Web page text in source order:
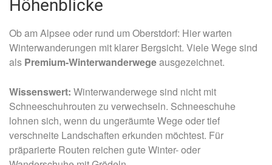
Höhenblicke
Ob am Alpsee oder rund um Oberstdorf: Hier warten
Winterwanderungen mit klarer Bergsicht. Viele Wege sind
als Premium-Winterwanderwegeausgezeichnet.
Wissenswert: Winterwanderwege sind nicht mit
Schneeschuhrouten zu verwechseln. Schneeschuhe
lohnen sich, wenn du ungeräumte Wege oder tief
verschneite Landschaften erkunden möchtest. Für
präparierte Routen reichen gute Winter- oder